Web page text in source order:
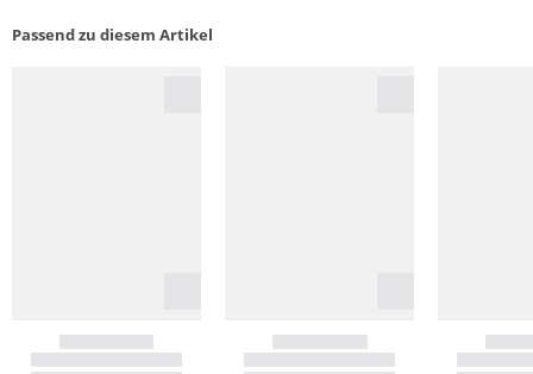
Passend zu diesem Artikel